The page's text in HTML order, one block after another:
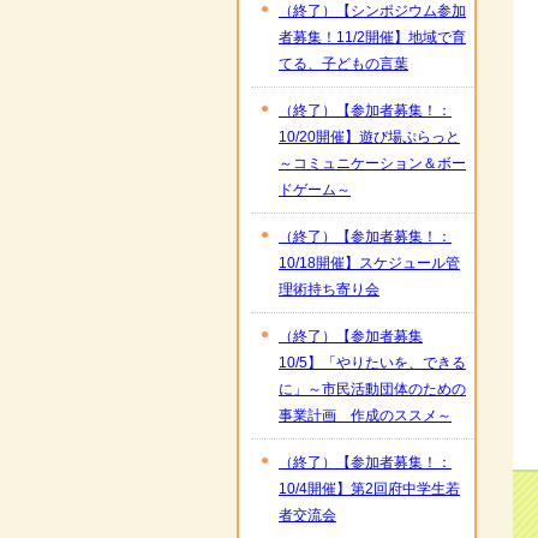
（終了）【シンポジウム参加
者募集！11/2開催】地域で育
てる、子どもの言葉
（終了）【参加者募集！：
10/20開催】遊び場ぷらっと
～コミュニケーション＆ボー
ドゲーム～
（終了）【参加者募集！：
10/18開催】スケジュール管
理術持ち寄り会
（終了）【参加者募集
10/5】「やりたいを、できる
に」～市民活動団体のための
事業計画 作成のススメ～
（終了）【参加者募集！：
10/4開催】第2回府中学生若
者交流会